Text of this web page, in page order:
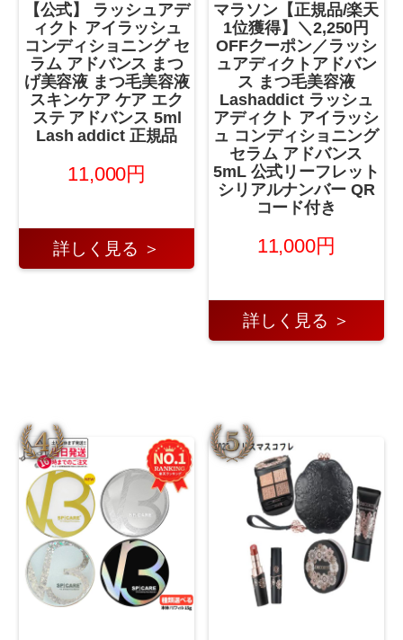
【公式】 ラッシュアデ
ィクト アイラッシュ
コンディショニング セ
ラム アドバンス まつ
げ美容液 まつ毛美容液
スキンケア ケア エク
ステ アドバンス 5ml
Lash addict 正規品
11,000円
詳しく見る ＞
マラソン【正規品/楽天
1位獲得】＼2,250円
OFFクーポン／ラッシ
ュアディクトアドバン
ス まつ毛美容液
Lashaddict ラッシュ
アディクト アイラッシ
ュ コンディショニング
セラム アドバンス
5mL 公式リーフレット
シリアルナンバー QR
コード付き
11,000円
詳しく見る ＞